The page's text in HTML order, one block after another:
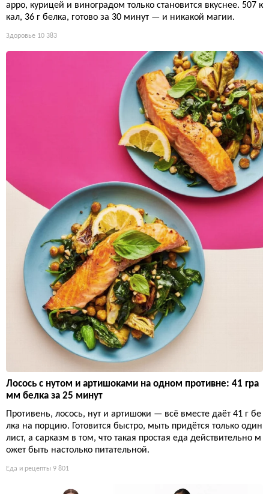
арро, курицей и виноградом только становится вкуснее. 507 к
кал, 36 г белка, готово за 30 минут — и никакой магии.
Здоровье 10 383
Лосось с нутом и артишоками на одном противне: 41 гра
мм белка за 25 минут
Противень, лосось, нут и артишоки — всё вместе даёт 41 г бе
лка на порцию. Готовится быстро, мыть придётся только один
лист, а сарказм в том, что такая простая еда действительно м
ожет быть настолько питательной.
Еда и рецепты 9 801